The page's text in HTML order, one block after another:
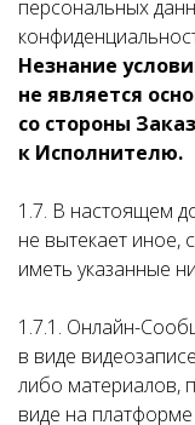
персональных
Незнание
не является
со стороны
к Исполнителю.
1.7. В настоящем
не вытекает иное,
иметь указанные
1.7.1. Онлайн-
в виде
либо материалов,
виде на платформе